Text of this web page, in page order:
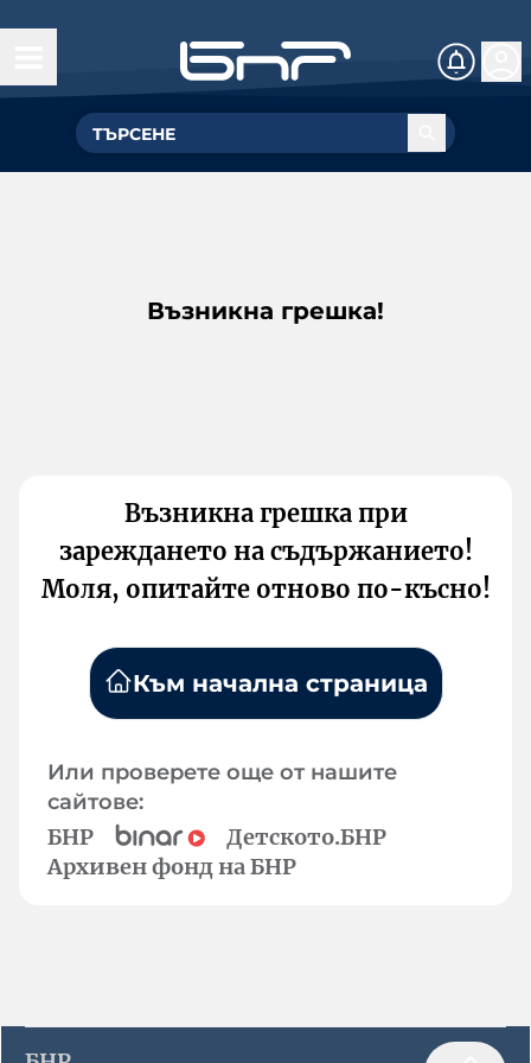
Възникна грешка!
Възникна грешка при
зареждането на съдържанието!
Моля, опитайте отново по-късно!
Към начална страница
Или проверете още от нашите
сайтове:
БНР
Детското.БНР
Архивен фонд на БНР